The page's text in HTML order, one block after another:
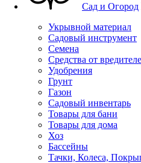
Сад и Огород
Укрывной материал
Садовый инструмент
Семена
Средства от
Удобрения
Грунт
Газон
Садовый инвентарь
Товары для бани
Товары для дома
Хоз
Бассейны
Тачки, Колеса,